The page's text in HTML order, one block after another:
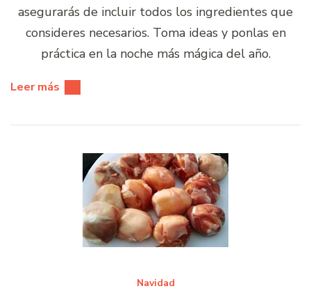
asegurarás de incluir todos los ingredientes que
consideres necesarios. Toma ideas y ponlas en
práctica en la noche más mágica del año.
Leer más
Navidad